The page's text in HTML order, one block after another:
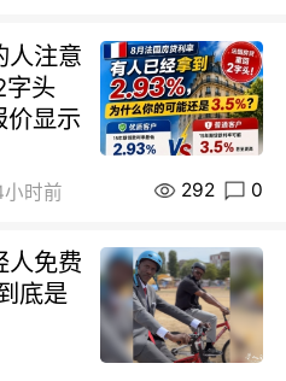
人注意
字头
价显示
小时前 292 0
人免费
底是